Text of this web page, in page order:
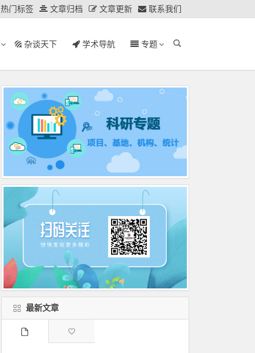
热门标签 文章归档 文章更新 联系我们
杂谈天下 学术导航 专题
最新文章